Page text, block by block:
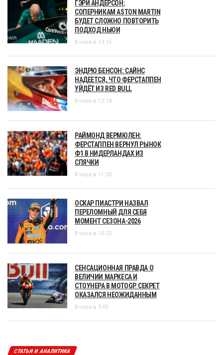
ГЭРИ АНДЕРСОН:
СОПЕРНИКАМ ASTON MARTIN
БУДЕТ СЛОЖНО ПОВТОРИТЬ
ПОДХОД НЬЮИ
Вчера в 13:15
ЭНДРЮ БЕНСОН: САЙНС
НАДЕЕТСЯ, ЧТО ФЕРСТАППЕН
УЙДЁТ ИЗ RED BULL
Вчера в 12:18
РАЙМОНД ВЕРМЮЛЕН:
ФЕРСТАППЕН ВЕРНУЛ РЫНОК
Ф1 В НИДЕРЛАНДАХ ИЗ
СПЯЧКИ
Вчера в 11:20
ОСКАР ПИАСТРИ НАЗВАЛ
ПЕРЕЛОМНЫЙ ДЛЯ СЕБЯ
МОМЕНТ СЕЗОНА-2026
Вчера в 10:22
СЕНСАЦИОННАЯ ПРАВДА О
ВЕЛИЧИИ МАРКЕСА И
СТОУНЕРА В MOTOGP. СЕКРЕТ
ОКАЗАЛСЯ НЕОЖИДАННЫМ
Вчера в 9:05
СТАТЬИ И АНАЛИТИКА